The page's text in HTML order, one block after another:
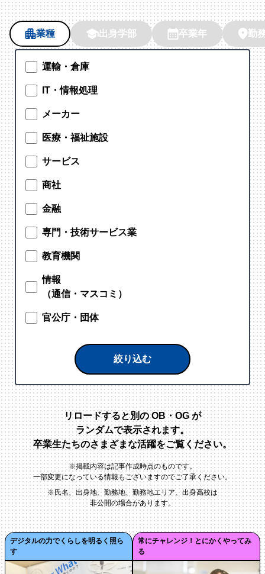
業種 出身学部 卒業年 勤
運輸・倉庫
IT・情報処理
メーカー
医療・福祉施設
サービス
商社
金融
専門・技術サービス業
教育機関
情報
（通信・マスコミ）
官公庁・団体
絞り込む
リロードすると別の OB・OG が
ランダムで表示されます。
卒業生たちのさまざまな活躍をご覧ください。
※掲載内容は記事作成時点のものです。
一部変更になっている情報もございますのでご了承ください。
※氏名、出身地、勤務地、勤務地エリア、出身高校は
非公開の場合があります。
デジタルの力でくらしを明るく照ら
す
常にチャレンジ！とにかくやってみ
る